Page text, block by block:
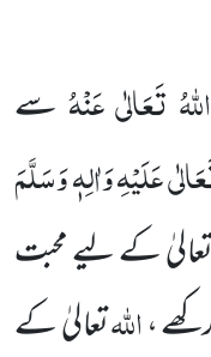
تَعَالٰی عَنْہُ سے
عَلَیْہِ وَاٰلِہٖ وَسَلَّمَ
کے لیے محبت
،اللّٰہتعالیٰ کے